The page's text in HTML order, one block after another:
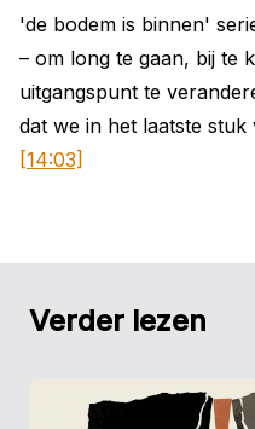
'de bodem is binnen'
– om long te gaan, bij te
uitgangspunt te
dat we in het laatste
[14:03]
Verder lezen